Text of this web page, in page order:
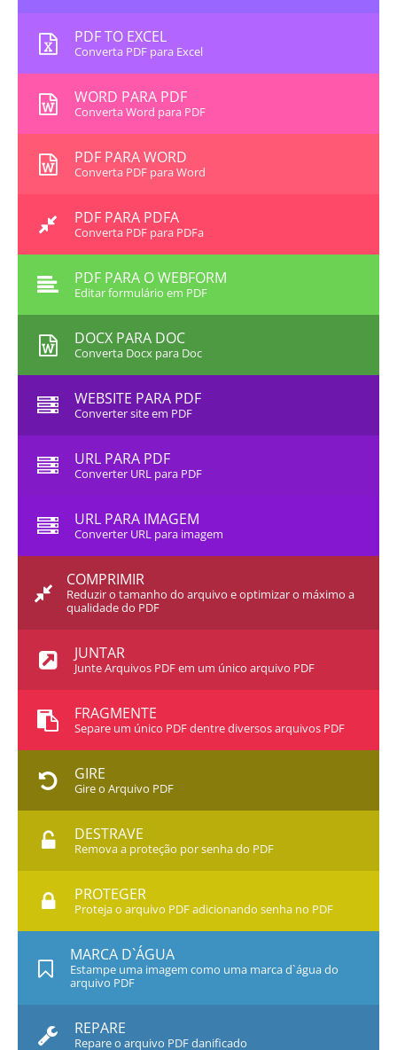
PDF TO EXCEL
Converta PDF para Excel
WORD PARA PDF
Converta Word para PDF
PDF PARA WORD
Converta PDF para Word
PDF PARA PDFA
Converta PDF para PDFa
PDF PARA O WEBFORM
Editar formulário em PDF
DOCX PARA DOC
Converta Docx para Doc
WEBSITE PARA PDF
Converter site em PDF
URL PARA PDF
Converter URL para PDF
URL PARA IMAGEM
Converter URL para imagem
COMPRIMIR
Reduzir o tamanho do arquivo e optimizar o máximo a
qualidade do PDF
JUNTAR
Junte Arquivos PDF em um único arquivo PDF
FRAGMENTE
Separe um único PDF dentre diversos arquivos PDF
GIRE
Gire o Arquivo PDF
DESTRAVE
Remova a proteção por senha do PDF
PROTEGER
Proteja o arquivo PDF adicionando senha no PDF
MARCA D`ÁGUA
Estampe uma imagem como uma marca d`água do
arquivo PDF
REPARE
Repare o arquivo PDF danificado